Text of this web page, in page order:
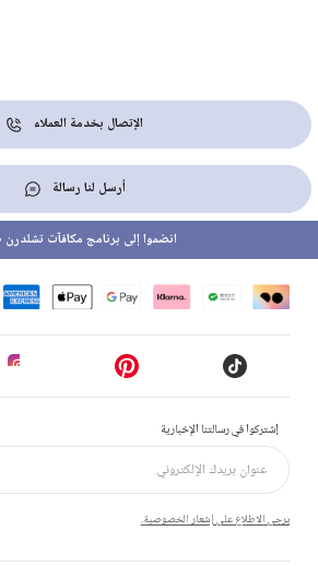
الإتصال بخدمة العملاء
أرسل لنا رسالة
إشتركوا في رسالتنا الإخبارية
يرجى الاطلاع على إشعار الخصوصية.
انضموا إلى برنامج مكافآت